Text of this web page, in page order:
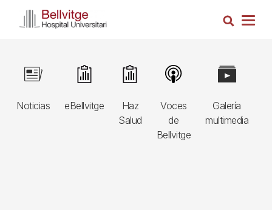
Busca
Navegació
principal
3r
Noticias
Image
eBellvitge
Image
Haz
Salud
Image
Voces
de
Bellvitge
Image
Galería
multimedia
Image